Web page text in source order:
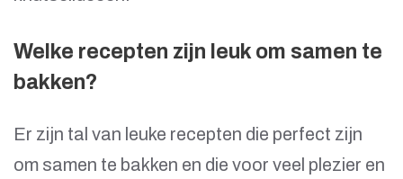
Welke recepten zijn leuk om samen te
bakken?
Er zijn tal van leuke recepten die perfect zijn
om samen te bakken en die voor veel plezier en